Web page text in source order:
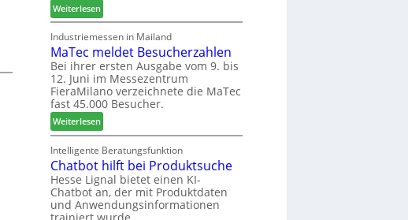
ü
h
r
e
r
ü
r
P
l
a
n
t
a
g
-
F
r
ä
s
e
r
u
n
d
-
V
e
r
Weiterlesen:
W
e
C
a
r
e
-
A
k
t
i
o
n
s
Industriemessen in Mailand
MaTec meldet Besucherzahlen
Bei ihrer ersten Ausgabe vom 9. bis
12. Juni im Messezentrum
FieraMilano verzeichnete die MaTec
fast 45.000 Besucher.
Weiterlesen:
M
a
T
e
c
m
Intelligente Beratungsfunktion
Chatbot hilft bei Produktsuche
Hesse Lignal bietet einen KI-
Chatbot an, der mit Produktdaten
und Anwendungsinformationen
trainiert wurde.